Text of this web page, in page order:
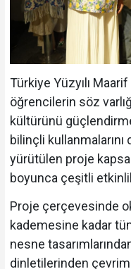
Türkiye Yüzyılı
öğrencilerin söz
kültürünü
bilinçli
yürütülen proje
boyunca çeşitli
Proje çerçevesinde
kademesine kadar
nesne
dinletilerinden çevrim